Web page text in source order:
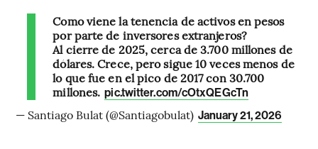
Como viene la tenencia de activos en pesos
por parte de inversores extranjeros?
Al cierre de 2025, cerca de 3.700 millones de
dólares. Crece, pero sigue 10 veces menos de
lo que fue en el pico de 2017 con 30.700
millones. pic.twitter.com/cOtxQEGcTn
— Santiago Bulat (@Santiagobulat) January 21, 2026